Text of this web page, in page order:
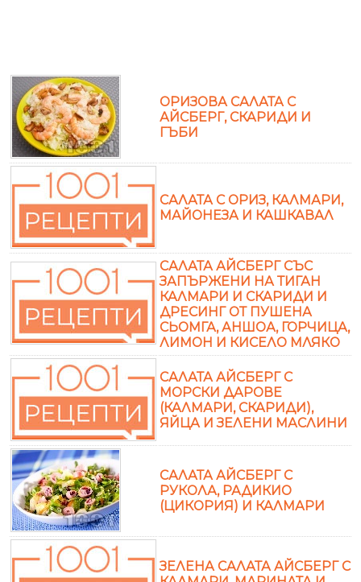
ОРИЗОВА САЛАТА С
АЙСБЕРГ, СКАРИДИ И
ГЪБИ
САЛАТА С ОРИЗ, КАЛМАРИ,
МАЙОНЕЗА И КАШКАВАЛ
САЛАТА АЙСБЕРГ СЪС
ЗАПЪРЖЕНИ НА ТИГАН
КАЛМАРИ И СКАРИДИ И
ДРЕСИНГ ОТ ПУШЕНА
СЬОМГА, АНШОА, ГОРЧИЦА,
ЛИМОН И КИСЕЛО МЛЯКО
САЛАТА АЙСБЕРГ С
МОРСКИ ДАРОВЕ
(КАЛМАРИ, СКАРИДИ),
ЯЙЦА И ЗЕЛЕНИ МАСЛИНИ
САЛАТА АЙСБЕРГ С
РУКОЛА, РАДИКИО
(ЦИКОРИЯ) И КАЛМАРИ
ЗЕЛЕНА САЛАТА АЙСБЕРГ С